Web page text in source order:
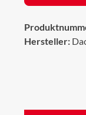
Hersteller: